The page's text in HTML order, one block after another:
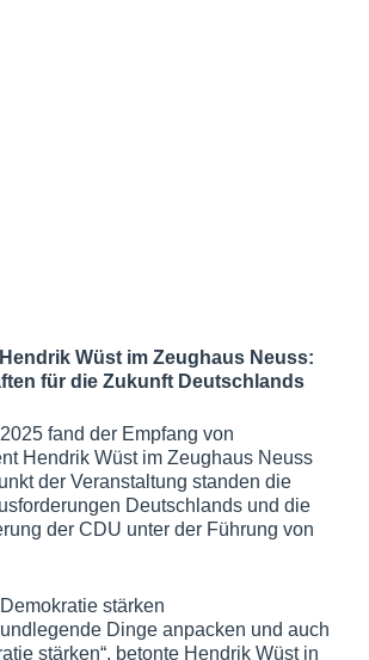
Wüst im Zeughaus Neuss:
für die Zukunft Deutschlands
fand der Empfang von
Hendrik Wüst im Zeughaus Neuss
der Veranstaltung standen die
Deutschlands und die
der CDU unter der Führung von
stärken
Dinge anpacken und auch
stärken“, betonte Hendrik Wüst in